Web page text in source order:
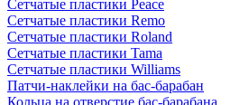
Сетчатые пластики Peace
Сетчатые пластики Remo
Сетчатые пластики Roland
Сетчатые пластики Tama
Сетчатые пластики Williams
Патчи-наклейки на бас-барабан
Кольца на отверстие бас-барабана